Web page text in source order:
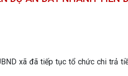
xã đã tiếp tục tổ chức chi trả